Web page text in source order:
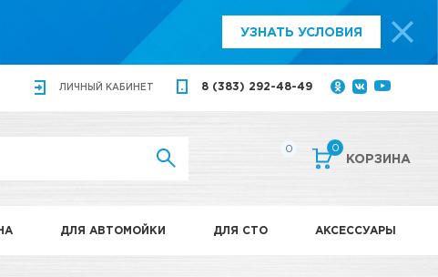
УЗНАТЬ УСЛОВИЯ
ЛИЧНЫЙ КАБИНЕТ 8 (383) 292-48-49
0 0
КОРЗИНА
ДЛЯ АВТОМОЙКИ ДЛЯ СТО АКСЕССУАРЫ